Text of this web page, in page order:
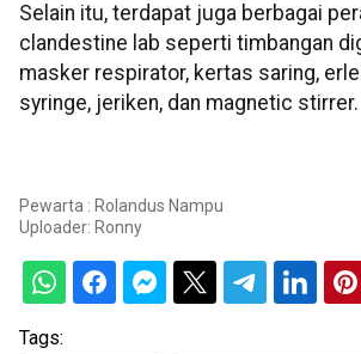
Selain itu, terdapat juga berbagai
clandestine lab seperti timbangan
masker respirator, kertas saring,
syringe, jeriken, dan magnetic stirrer.
Pewarta : Rolandus Nampu
Uploader: Ronny
Tags: